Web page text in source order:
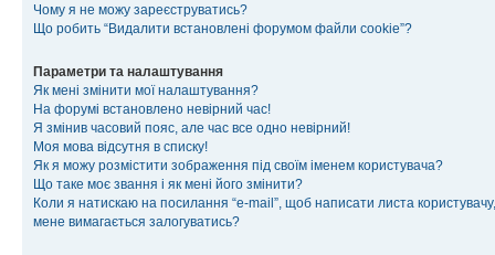
Чому я не можу зареєструватись?
Що робить “Видалити встановлені форумом файли cookie”?
Параметри та налаштування
Як мені змінити мої налаштування?
На форумі встановлено невірний час!
Я змінив часовий пояс, але час все одно невірний!
Моя мова відсутня в списку!
Як я можу розмістити зображення під своїм іменем користувача?
Що таке моє звання і як мені його змінити?
Коли я натискаю на посилання “e-mail”, щоб написати листа користувачу,
мене вимагається залогуватись?